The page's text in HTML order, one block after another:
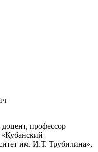
профессор
им. И.Т. Трубилина»,